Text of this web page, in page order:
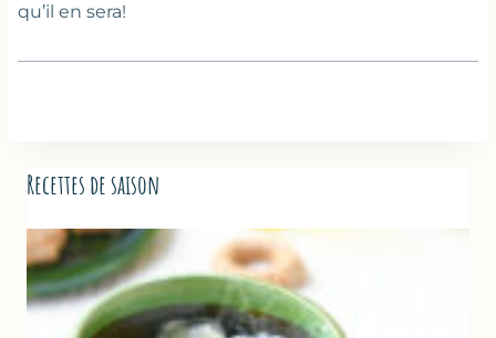
qu’il en sera!
Recettes de saison